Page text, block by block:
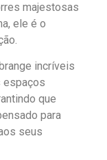
majestosas
ele é o
incríveis
espaços
que
para
seus